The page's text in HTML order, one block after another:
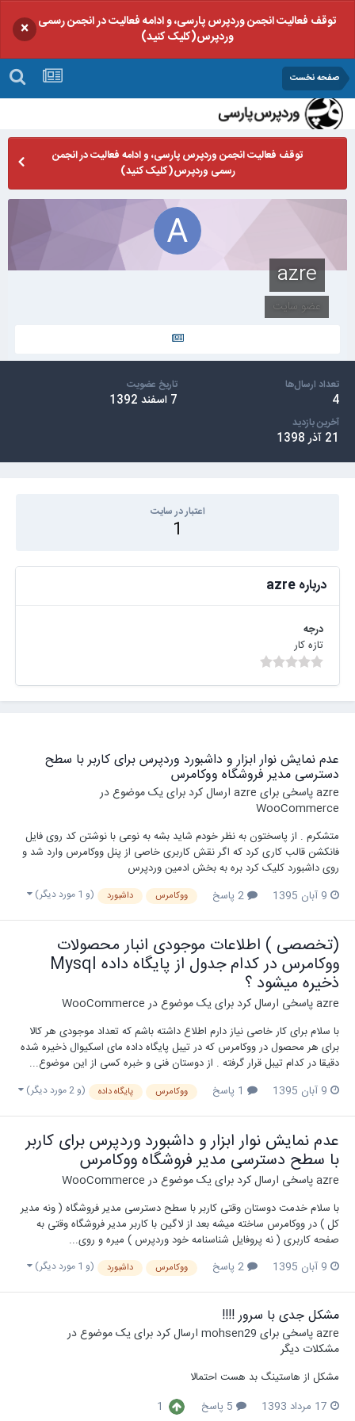
توقف فعالیت انجمن وردپرس پارسی، و ادامه فعالیت در انجمن رسمی
وردپرس(کلیک کنید)
×
صفحه نخست
توقف فعالیت انجمن وردپرس پارسی، و ادامه فعالیت در انجمن
رسمی وردپرس(کلیک کنید)
azre
عضو سایت
تعداد ارسال‌ها
4
تاریخ عضویت
7 اسفند 1392
آخرین بازدید
21 آذر 1398
اعتبار در سایت
1
درباره azre
درجه
تازه کار
عدم نمایش نوار ابزار و داشبورد وردپرس برای کاربر با سطح
دسترسی مدیر فروشگاه ووکامرس
azreپاسخی برای azre ارسال کرد برای یک موضوع در
WooCommerce
متشکرم . از پاسختون به نظر خودم شاید بشه به نوعی با نوشتن کد روی فایل
فانکشن قالب کاری کرد که اگر نقش کاربری خاصی از پنل ووکامرس وارد شد و
روی داشبورد کلیک کرد بره به بخش ادمین وردپرس
9 آبان 1395
ووکامرس داشبورد (و 1 مورد دیگر)
(تخصصی ) اطلاعات موجودی انبار محصولات
ووکامرس در کدام جدول از پایگاه داده Mysql
ذخیره میشود ؟
azreپاسخی ارسال کرد برای یک موضوع درWooCommerce
با سلام برای کار خاصی نیاز دارم اطلاع داشته باشم که تعداد موجودی هر کالا
برای هر محصول در ووکامرس که در تیبل پایگاه داده مای اسکیوال ذخیره شده
دقیقا در کدام تیبل قرار گرفته . از دوستان فنی و خبره کسی از این موضوع...
9 آبان 1395
ووکامرس پایگاه داده (و 2 مورد دیگر)
عدم نمایش نوار ابزار و داشبورد وردپرس برای کاربر
با سطح دسترسی مدیر فروشگاه ووکامرس
azreپاسخی ارسال کرد برای یک موضوع در WooCommerce
با سلام خدمت دوستان وقتی کاربر با سطح دسترسی مدیر فروشگاه ( ونه مدیر
کل ) در ووکامرس ساخته میشه بعد از لاگین با کاربر مدیر فروشگاه وقتی به
صفحه کاربری ( نه پروفایل شناسنامه خود وردپرس ) میره و روی...
9 آبان 1395
ووکامرس داشبورد (و 1 مورد دیگر)
مشکل جدی با سرور !!!!
azreپاسخی برای mohsen29 ارسال کرد برای یک موضوع در
مشکلات دیگر
مشکل از هاستینگ بد هست احتمالا
17 مرداد 1393
1